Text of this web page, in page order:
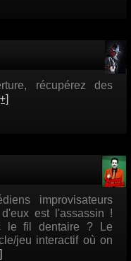
récupérez des
improvisateurs
est l'assassin !
le fil dentaire ? Le
jeu interactif où on